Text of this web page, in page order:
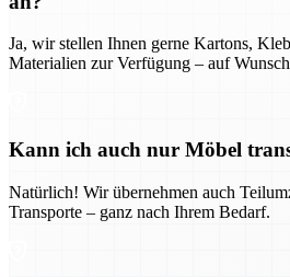
Ja, wir stellen Ihnen gerne Kartons,
Materialien zur Verfügung – auf
Kann ich auch nur Möbel
Natürlich! Wir übernehmen auch
Transporte – ganz nach Ihrem Bedarf.